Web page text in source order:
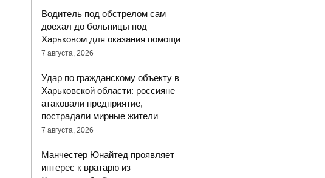
Водитель под обстрелом сам
доехал до больницы под
Харьковом для оказания помощи
7 августа, 2026
Удар по гражданскому объекту в
Харьковской области: россияне
атаковали предприятие,
пострадали мирные жители
7 августа, 2026
Манчестер Юнайтед проявляет
интерес к вратарю из